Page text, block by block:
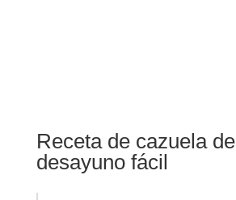
Receta de cazuela de
desayuno fácil